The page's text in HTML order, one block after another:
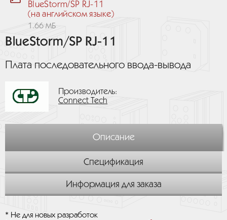
BlueStorm/SP RJ-11
(на английском языке)
1.66 МБ
BlueStorm/SP RJ-11
Плата последовательного ввода-вывода
Производитель:
Connect Tech
Описание
Спецификация
Информация для заказа
* Не для новых разработок